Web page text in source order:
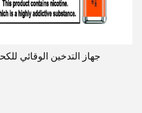
جهاز التدخين الوقائي للكحول